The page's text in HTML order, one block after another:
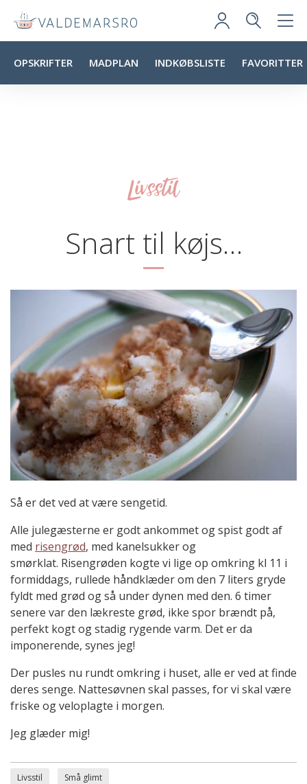
OPSKRIFTER MADPLAN INDKØBSLISTE FAVORITTER
Livsstil
Snart til køjs…
Så er det ved at være sengetid.
Alle julegæsterne er godt ankommet og spist godt af
med risengrød, med kanelsukker og
smørklat. Risengrøden kogte vi lige op omkring kl 11 i
formiddags, rullede håndklæder om den 7 liters gryde
fyldt med grød og så under dynen med den. 6 timer
senere var den lækreste grød, ikke spor brændt på,
perfekt kogt og stadig rygende varm. Det er da
imponerende, synes jeg!
Der pusles nu rundt omkring i huset, alle er ved at finde
deres senge. Nattesøvnen skal passes, for vi skal være
friske og veloplagte i morgen.
Jeg glæder mig!
Livsstil Små glimt